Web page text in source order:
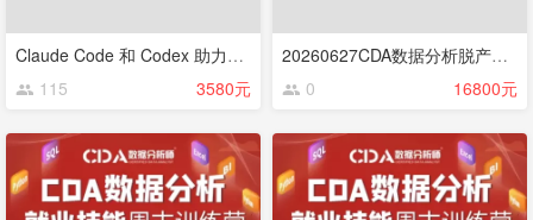
Claude Code 和 Codex 助力学术科研与应用【202606】
115
3580元
20260627CDA数据分析脱产就业班（回放）
0
16800元